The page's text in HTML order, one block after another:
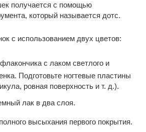
получается с помощью
который называется дотс.
с использованием двух цветов:
с лаком светлого и
Подготовьте ногтевые пластины
ровная поверхность и т. д.).
лак в два слоя.
высыхания первого покрытия.